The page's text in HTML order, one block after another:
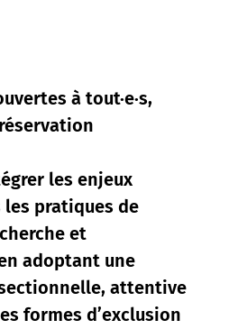
à tout·e·s,
les enjeux
les pratiques de
et
adoptant une
attentive
formes d’exclusion